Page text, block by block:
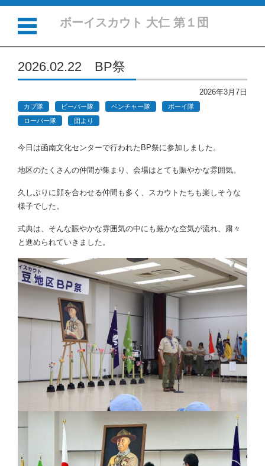
ボーイスカウト 大仁 第１団
コンテンツに移動
2026.02.22 BP祭
2026年3月7日
カブ隊 ビーバー隊 ベンチャー隊
ボーイ隊
ローバー隊
団より
今日は函南文化センターで行われたBP祭に参加しました。
地区のたくさんの仲間が集まり、会場はとても賑やかな雰囲気。
久しぶりに顔を合わせる仲間も多く、スカウトたちも楽しそうな
様子でした。
式典は、そんな賑やかな雰囲気の中にも厳かな空気が流れ、粛々
と進められていきました。